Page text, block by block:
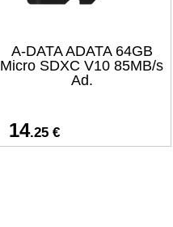
A-DATA ADATA 64GB
Micro SDXC V10 85MB/s
Ad.
14.25 €